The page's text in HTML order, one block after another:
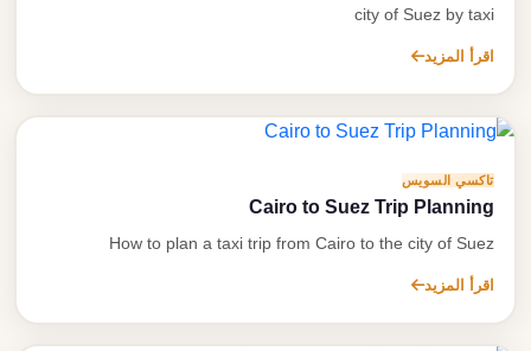
city of Suez by taxi
اقرأ المزيد
تاكسي السويس
Cairo to Suez Trip Planning
How to plan a taxi trip from Cairo to the city of Suez
اقرأ المزيد